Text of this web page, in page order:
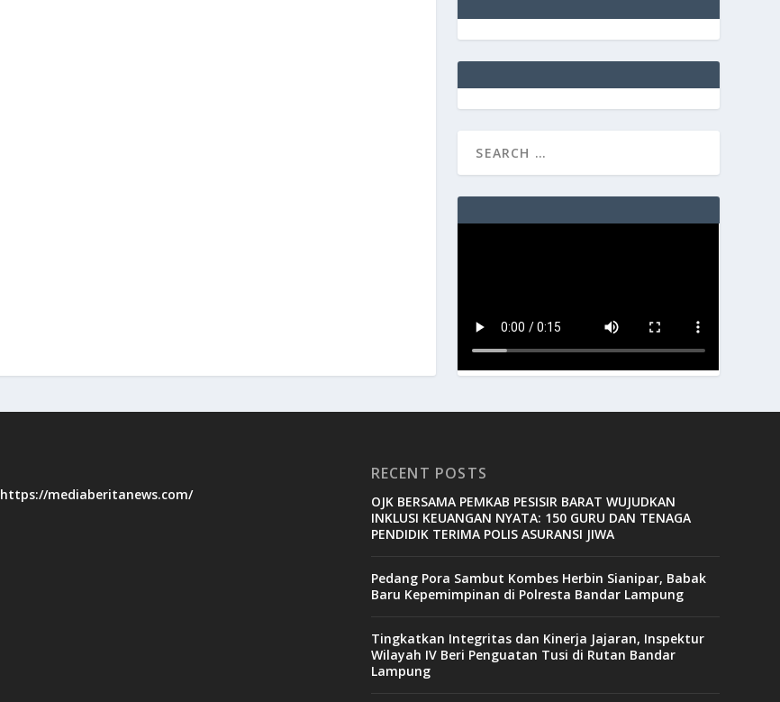
https://mediaberitanews.com/
RECENT POSTS
OJK BERSAMA PEMKAB PESISIR BARAT WUJUDKAN
INKLUSI KEUANGAN NYATA: 150 GURU DAN TENAGA
PENDIDIK TERIMA POLIS ASURANSI JIWA
Pedang Pora Sambut Kombes Herbin Sianipar, Babak
Baru Kepemimpinan di Polresta Bandar Lampung
Tingkatkan Integritas dan Kinerja Jajaran, Inspektur
Wilayah IV Beri Penguatan Tusi di Rutan Bandar
Lampung